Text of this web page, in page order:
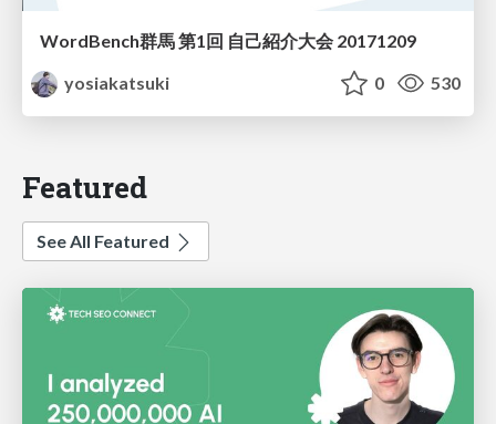
WordBench群馬 第1回 自己紹介大会 20171209
yosiakatsuki
0 530
Featured
See All Featured